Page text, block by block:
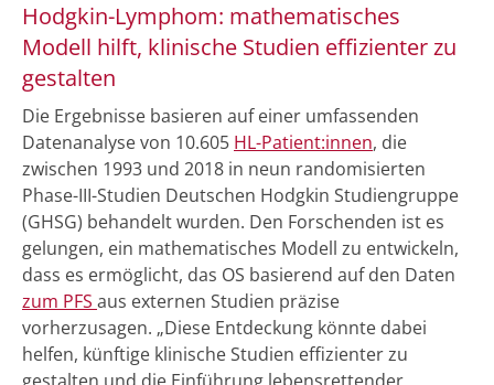
Hodgkin-Lymphom: mathematisches
Modell hilft, klinische Studien effizienter zu
gestalten
Die Ergebnisse basieren auf einer umfassenden
Datenanalyse von 10.605 HL-Patient:innen, die
zwischen 1993 und 2018 in neun randomisierten
Phase-III-Studien Deutschen Hodgkin Studiengruppe
(GHSG) behandelt wurden. Den Forschenden ist es
gelungen, ein mathematisches Modell zu entwickeln,
dass es ermöglicht, das OS basierend auf den Daten
zum PFS aus externen Studien präzise
vorherzusagen. „Diese Entdeckung könnte dabei
helfen, künftige klinische Studien effizienter zu
gestalten und die Einführung lebensrettender